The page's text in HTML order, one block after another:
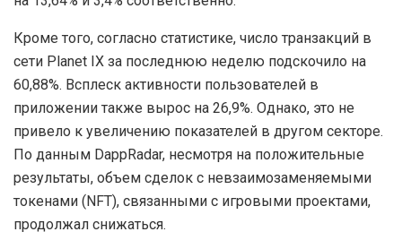
Кроме того, согласно статистике, число транзакций в
сети Planet IX за последнюю неделю подскочило на
60,88%. Всплеск активности пользователей в
приложении также вырос на 26,9%. Однако, это не
привело к увеличению показателей в другом секторе.
По данным DappRadar, несмотря на положительные
результаты, объем сделок с невзаимозаменяемыми
токенами (NFT), связанными с игровыми проектами,
продолжал снижаться.